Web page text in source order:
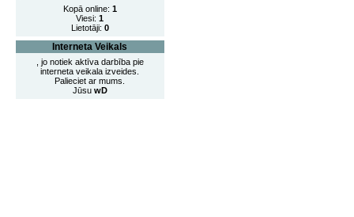
Kopā online: 1
Viesi:1
Lietotāji: 0
Interneta Veikals
, jo notiek aktīva darbība pie
interneta veikala izveides.
Palieciet ar mums.
Jūsu wD